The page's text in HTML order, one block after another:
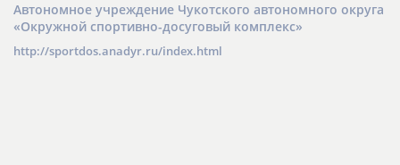
Автономное учреждение Чукотского автономного округа
«Окружной спортивно-досуговый комплекс»
http://sportdos.anadyr.ru/index.html